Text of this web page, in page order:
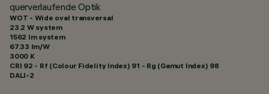
querverlaufende Optik
WOT - Wide oval transversal
23.2 W system
1562 lm system
67.33 lm/W
3000 K
CRI 92 - Rf (Colour Fidelity Index) 91 - Rg (Gamut Index) 98
DALI-2